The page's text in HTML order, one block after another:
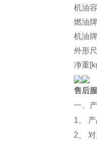
机油
燃油
机油
外形
净重
售后
一、
1、
2、